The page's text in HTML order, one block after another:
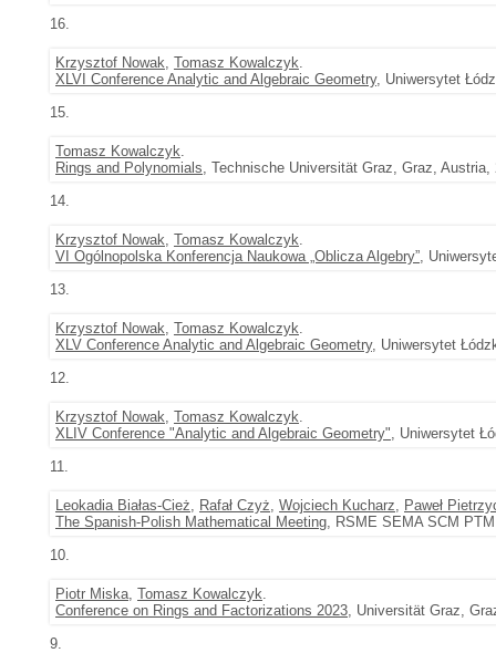
16.
Krzysztof Nowak, Tomasz Kowalczyk.
XLVI Conference Analytic and Algebraic Geometry, Uniwersytet
15.
Tomasz Kowalczyk.
Rings and Polynomials, Technische Universität Graz, Graz, Austria,
14.
Krzysztof Nowak, Tomasz Kowalczyk.
VI Ogólnopolska Konferencja Naukowa „Oblicza Algebry”,
13.
Krzysztof Nowak, Tomasz Kowalczyk.
XLV Conference Analytic and Algebraic Geometry, Uniwersytet
12.
Krzysztof Nowak, Tomasz Kowalczyk.
XLIV Conference "Analytic and Algebraic Geometry", Uniwersytet
11.
Leokadia Białas-Cież, Rafał Czyż, Wojciech Kucharz, Paweł
The Spanish-Polish Mathematical Meeting, RSME SEMA SCM
10.
Piotr Miska, Tomasz Kowalczyk.
Conference on Rings and Factorizations 2023, Universität Graz,
9.